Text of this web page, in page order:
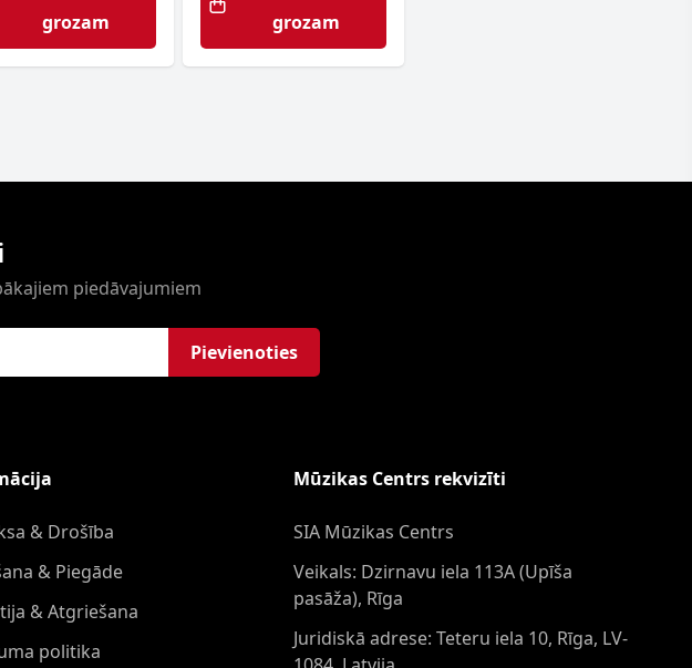
grozam
grozam
piedāvajumiem
Pievienoties
& Drošība
& Piegāde
& Atgriešana
politika
Mūzikas Centrs rekvizīti
SIA Mūzikas Centrs
Veikals: Dzirnavu iela 113A (Upīša
pasāža), Rīga
Juridiskā adrese: Teteru iela 10, Rīga, LV-